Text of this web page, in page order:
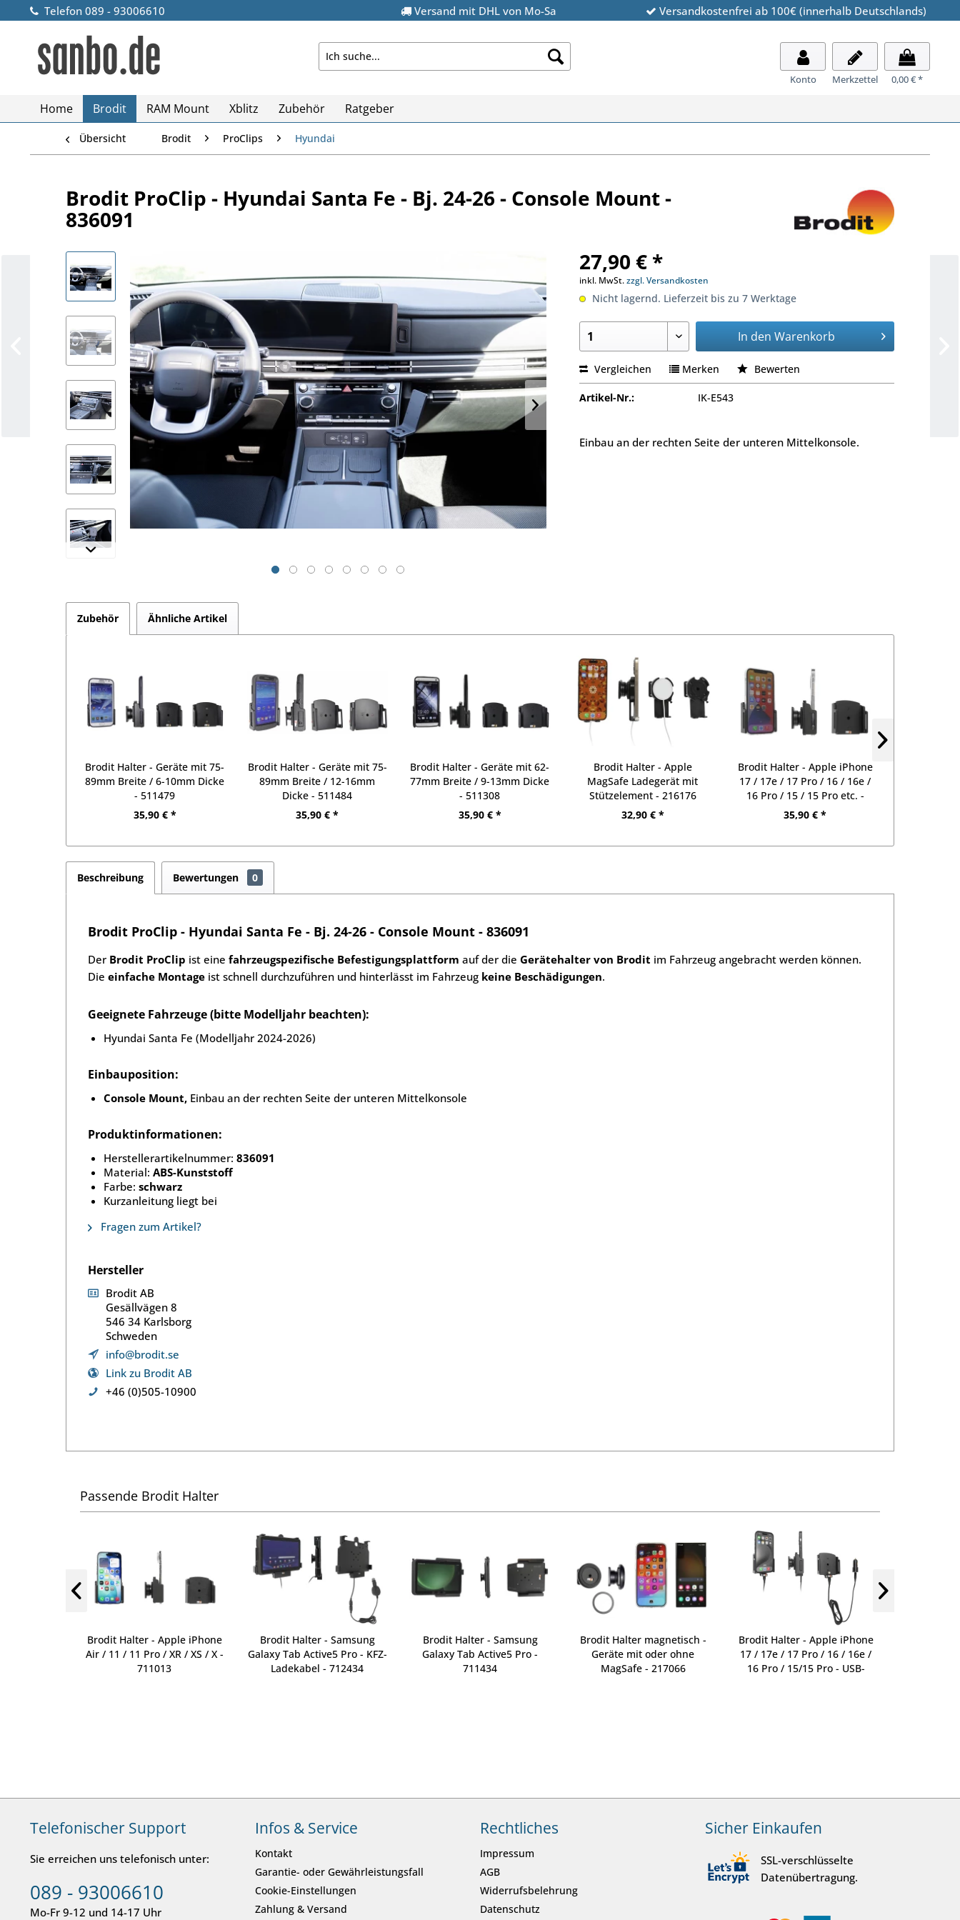
Telefon 089 - 93006610 Versand mit DHL von Mo-Sa Versandkostenfrei ab 100€ (innerhalb Deutschlands)
Konto Merkzettel 0,00 € *
Home Brodit RAM Mount Xblitz Zubehör Ratgeber
Übersicht Brodit ProClips Hyundai
Brodit ProClip - Hyundai Santa Fe - Bj. 24-26 - Console Mount -
836091
27,90 € *
inkl. MwSt.zzgl. Versandkosten
Nicht lagernd. Lieferzeit bis zu 7 Werktage
In den Warenkorb
Vergleichen Merken Bewerten
Artikel-Nr.: IK-E543
Einbau an der rechten Seite der unteren Mittelkonsole.
Zubehör Ähnliche Artikel
Brodit Halter - Geräte mit 75-
89mm Breite / 6-10mm Dicke
- 511479
35,90 € *
Brodit Halter - Geräte mit 75-
89mm Breite / 12-16mm
Dicke - 511484
35,90 € *
Brodit Halter - Geräte mit 62-
77mm Breite / 9-13mm Dicke
- 511308
35,90 € *
Brodit Halter - Apple
MagSafe Ladegerät mit
Stützelement - 216176
32,90 € *
Brodit Halter - Apple iPhone
17 / 17e / 17 Pro / 16 / 16e /
16 Pro / 15 / 15 Pro etc. -
711239
35,90 € *
Beschreibung Bewertungen 0
Brodit ProClip - Hyundai Santa Fe - Bj. 24-26 - Console Mount - 836091
Der Brodit ProClip ist eine fahrzeugspezifische Befestigungsplattform auf der die Gerätehalter von Brodit im Fahrzeug angebracht werden können.
Die einfache Montage ist schnell durchzuführen und hinterlässt im Fahrzeug keine Beschädigungen.
Geeignete Fahrzeuge (bitte Modelljahr beachten):
Hyundai Santa Fe (Modelljahr 2024-2026)
Einbauposition:
Console Mount, Einbau an der rechten Seite der unteren Mittelkonsole
Produktinformationen:
Herstellerartikelnummer: 836091
Material: ABS-Kunststoff
Farbe: schwarz
Kurzanleitung liegt bei
Fragen zum Artikel?
Hersteller
Brodit AB
Gesällvägen 8
546 34 Karlsborg
Schweden
info@brodit.se
Link zu Brodit AB
+46 (0)505-10900
Passende Brodit Halter
Brodit Halter - Apple iPhone
Air / 11 / 11 Pro / XR / XS / X -
711013
Brodit Halter - Samsung
Galaxy Tab Active5 Pro - KFZ-
Ladekabel - 712434
Brodit Halter - Samsung
Galaxy Tab Active5 Pro -
711434
Brodit Halter magnetisch -
Geräte mit oder ohne
MagSafe - 217066
Brodit Halter - Apple iPhone
17 / 17e / 17 Pro / 16 / 16e /
16 Pro / 15/15 Pro - USB-
Telefonischer Support
Sie erreichen uns telefonisch unter:
089 - 93006610
Mo-Fr 9-12 und 14-17 Uhr
Infos & Service
Kontakt
Garantie- oder Gewährleistungsfall
Cookie-Einstellungen
Zahlung & Versand
Rechtliches
Impressum
AGB
Widerrufsbelehrung
Datenschutz
Sicher Einkaufen
SSL-verschlüsselte
Datenübertragung.